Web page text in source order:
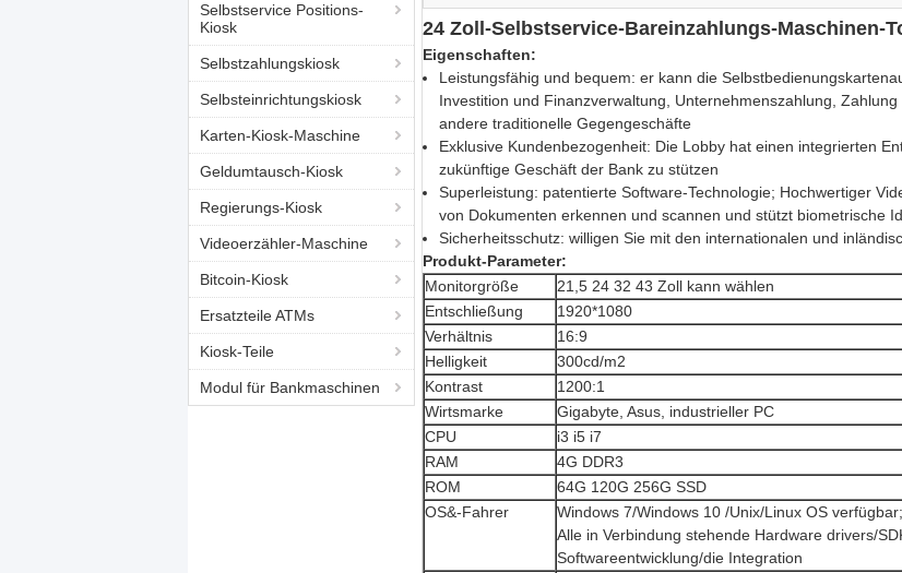
Selbstservice Positions-
Kiosk
Selbstzahlungskiosk
Selbsteinrichtungskiosk
Karten-Kiosk-Maschine
Geldumtausch-Kiosk
Regierungs-Kiosk
Videoerzähler-Maschine
Bitcoin-Kiosk
Ersatzteile ATMs
Kiosk-Teile
Modul für Bankmaschinen
24 Zoll-Selbstservice-Bareinzahlungs-Maschinen-
Eigenschaften:
Leistungsfähig und bequem: er kann die
Investition und Finanzverwaltung, Unternehmenszahlung,
andere traditionelle Gegengeschäfte
Exklusive Kundenbezogenheit: Die Lobby hat einen integrierten
zukünftige Geschäft der Bank zu stützen
Superleistung: patentierte Software-Technologie; Hochwertiger
von Dokumenten erkennen und scannen und stützt biometrische
Sicherheitsschutz: willigen Sie mit den internationalen und
Produkt-Parameter:
Monitorgröße
21,5 24 32 43 Zoll kann wählen
Entschließung
1920*1080
Verhältnis
16:9
Helligkeit
300cd/m2
Kontrast
1200:1
Wirtsmarke
Gigabyte, Asus, industrieller PC
CPU
i3 i5 i7
RAM
4G DDR3
ROM
64G 120G 256G SSD
OS&-Fahrer
Windows 7/Windows 10 /Unix/Linux OS verfügbar;
Alle in Verbindung stehende Hardware drivers/
Softwareentwicklung/die Integration